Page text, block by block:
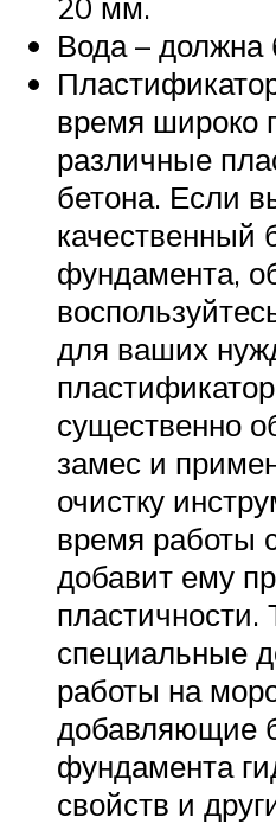
Вода – должна
время широко
различные
бетона. Если
качественный
фундамента,
для ваших
существенно
замес и
очистку
время работы
добавит ему
пластичности.
специальные
работы на
добавляющие
фундамента
свойств и